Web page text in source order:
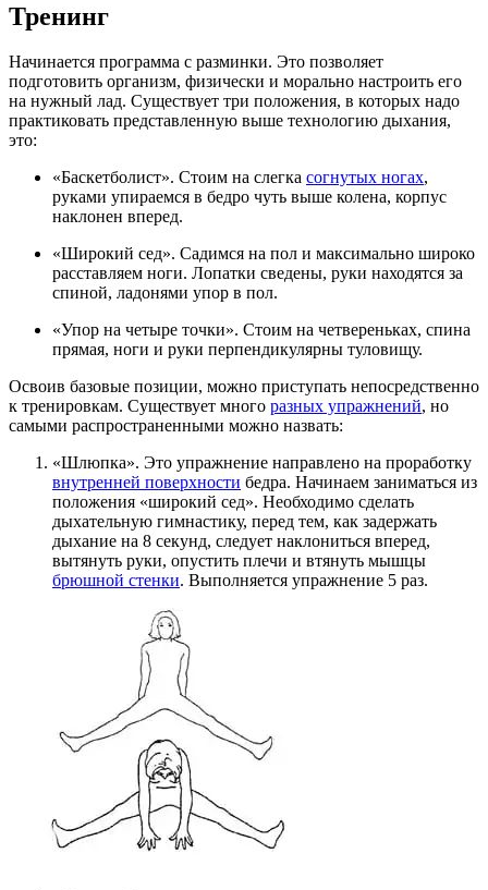
Тренинг
Начинается программа с разминки. Это позволяет
подготовить организм, физически и морально настроить его
на нужный лад. Существует три положения, в которых надо
практиковать представленную выше технологию дыхания,
это:
«Баскетболист». Стоим на слегка согнутых ногах,
руками упираемся в бедро чуть выше колена, корпус
наклонен вперед.
«Широкий сед». Садимся на пол и максимально широко
расставляем ноги. Лопатки сведены, руки находятся за
спиной, ладонями упор в пол.
«Упор на четыре точки». Стоим на четвереньках, спина
прямая, ноги и руки перпендикулярны туловищу.
Освоив базовые позиции, можно приступать непосредственно
к тренировкам. Существует много разных упражнений, но
самыми распространенными можно назвать:
«Шлюпка». Это упражнение направлено на проработку
внутренней поверхности бедра. Начинаем заниматься из
положения «широкий сед». Необходимо сделать
дыхательную гимнастику, перед тем, как задержать
дыхание на 8 секунд, следует наклониться вперед,
вытянуть руки, опустить плечи и втянуть мышцы
брюшной стенки. Выполняется упражнение 5 раз.